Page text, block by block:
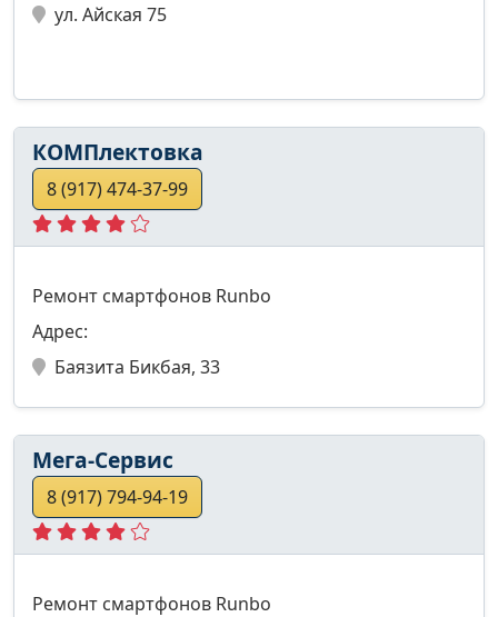
ул. Айская 75
КОМПлектовка
8 (917) 474-37-99
Ремонт смартфонов Runbo
Адрес:
Баязита Бикбая, 33
Мега-Сервис
8 (917) 794-94-19
Ремонт смартфонов Runbo